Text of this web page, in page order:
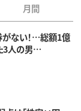
月間
ない！…総額1億
3人の男…